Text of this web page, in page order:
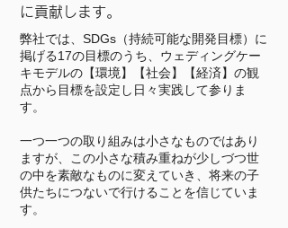
に貢献します。
弊社では、SDGs（持続可能な開発目標）に
掲げる17の目標のうち、ウェディングケー
キモデルの【環境】【社会】【経済】の観
点から目標を設定し日々実践して参りま
す。
一つ一つの取り組みは小さなものではあり
ますが、この小さな積み重ねが少しづつ世
の中を素敵なものに変えていき、将来の子
供たちにつないで行けることを信じていま
す。